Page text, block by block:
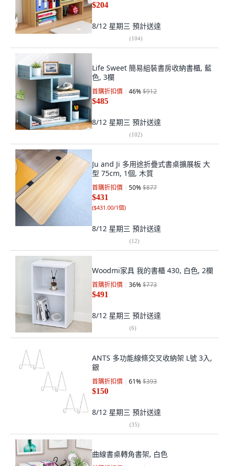
$204
8/12 星期三 預計送達
(104)
Life Sweet 簡易組裝書房收納書櫃, 藍
色, 3欄
首購折扣價 46%$912
$485
8/12 星期三 預計送達
(102)
Ju and Ji 多用途折疊式書桌擴展板 大
型 75cm, 1個, 木質
首購折扣價 50%$877
$431
($431.00/1個)
8/12 星期三 預計送達
(12)
Woodmi家具 我的書櫃 430, 白色, 2欄
首購折扣價 36%$773
$491
8/12 星期三 預計送達
(6)
ANTS 多功能線條交叉收納架 L號 3入,
銀
首購折扣價 61%$393
$150
8/12 星期三 預計送達
(35)
曲線書桌轉角書架, 白色